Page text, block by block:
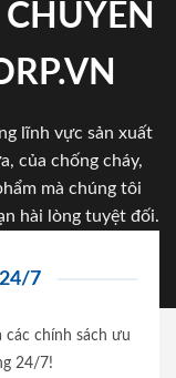
lĩnh vực sản xuất
của chống cháy,
mà chúng tôi
hài lòng tuyệt đối.
7
các chính sách ưu
24/7!